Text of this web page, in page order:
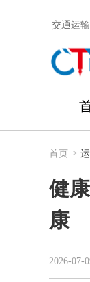
交通运
首页 >
健
康
2026-07-